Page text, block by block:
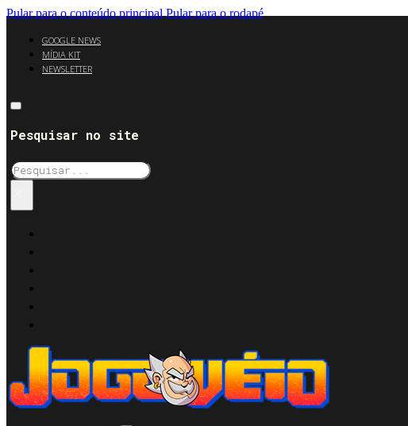
Pular para o conteúdo principal Pular para o rodapé
GOOGLE NEWS
MÍDIA KIT
NEWSLETTER
Pesquisar no site
Pesquisar